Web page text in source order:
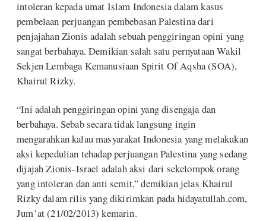
intoleran kepada umat Islam Indonesia dalam kasus
pembelaan perjuangan pembebasan Palestina dari
penjajahan Zionis adalah sebuah penggiringan opini yang
sangat berbahaya. Demikian salah satu pernyataan Wakil
Sekjen Lembaga Kemanusiaan Spirit Of Aqsha (SOA),
Khairul Rizky.
“Ini adalah penggiringan opini yang disengaja dan
berbahaya. Sebab secara tidak langsung ingin
mengarahkan kalau masyarakat Indonesia yang melakukan
aksi kepedulian tehadap perjuangan Palestina yang sedang
dijajah Zionis-Israel adalah aksi dari sekelompok orang
yang intoleran dan anti semit,” demikian jelas Khairul
Rizky dalam rilis yang dikirimkan pada hidayatullah.com,
Jum’at (21/02/2013) kemarin.